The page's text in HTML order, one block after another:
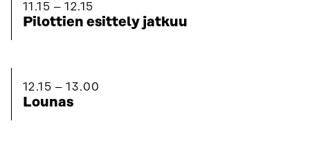
11.15 12.15
Pilottien esittely jatkuu
12.15 13.00
Lounas